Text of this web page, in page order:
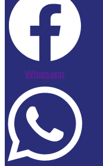
Whatsapp